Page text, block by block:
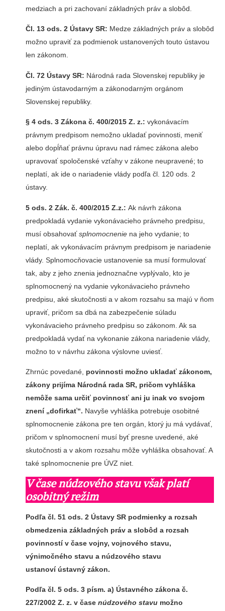
medziach a pri zachovaní základných práv a slobôd.
Čl. 13 ods. 2 Ústavy SR: Medze základných práv a slobôd
možno upraviť za podmienok ustanovených touto ústavou
len zákonom.
Čl. 72 Ústavy SR: Národná rada Slovenskej republiky je
jediným ústavodarným a zákonodarným orgánom
Slovenskej republiky.
§ 4 ods. 3 Zákona č. 400/2015 Z. z.: vykonávacím
právnym predpisom nemožno ukladať povinnosti, meniť
alebo dopĺňať právnu úpravu nad rámec zákona alebo
upravovať spoločenské vzťahy v zákone neupravené; to
neplatí, ak ide o nariadenie vlády podľa čl. 120 ods. 2
ústavy.
5 ods. 2 Zák. č. 400/2015 Z.z.: Ak návrh zákona
predpokladá vydanie vykonávacieho právneho predpisu,
musí obsahovaťsplnomocneniena jeho vydanie; to
neplatí, ak vykonávacím právnym predpisom je nariadenie
vlády. Splnomocňovacie ustanovenie sa musí formulovať
tak, aby z jeho znenia jednoznačne vyplývalo, kto je
splnomocnený na vydanie vykonávacieho právneho
predpisu, aké skutočnosti a v akom rozsahu sa majú v ňom
upraviť, pričom sa dbá na zabezpečenie súladu
vykonávacieho právneho predpisu so zákonom. Ak sa
predpokladá vydať na vykonanie zákona nariadenie vlády,
možno to v návrhu zákona výslovne uviesť.
Zhrnúc povedané, povinnosti možno ukladať zákonom,
zákony prijíma Národná rada SR, pričom vyhláška
nemôže sama určiť povinnosť ani ju inak vo svojom
znení „dofirkať“. Navyše vyhláška potrebuje osobitné
splnomocnenie zákona pre ten orgán, ktorý ju má vydávať,
pričom v splnomocnení musí byť presne uvedené, aké
skutočnosti a v akom rozsahu môže vyhláška obsahovať. A
také splnomocnenie pre ÚVZ niet.
V čase núdzového stavu však platí
osobitný režim
Podľa čl. 51 ods. 2 Ústavy SR podmienky a rozsah
obmedzenia základných práv a slobôd a rozsah
povinností v čase vojny, vojnového stavu,
výnimočného stavu a núdzového stavu
ustanovíústavný zákon.
Podľa čl. 5 ods. 3 písm. a) Ústavného zákona č.
227/2002 Z. z. v čase núdzového stavumožno